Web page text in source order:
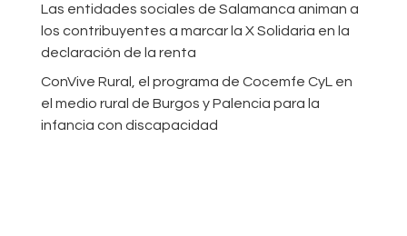
Las entidades sociales de Salamanca animan a
los contribuyentes a marcar la X Solidaria en la
declaración de la renta
ConVive Rural, el programa de Cocemfe CyL en
el medio rural de Burgos y Palencia para la
infancia con discapacidad